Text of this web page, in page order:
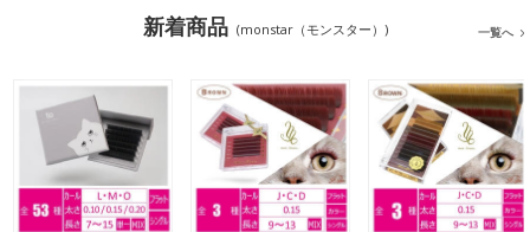
新着商品 (monstar（モンスター）) 一覧へ